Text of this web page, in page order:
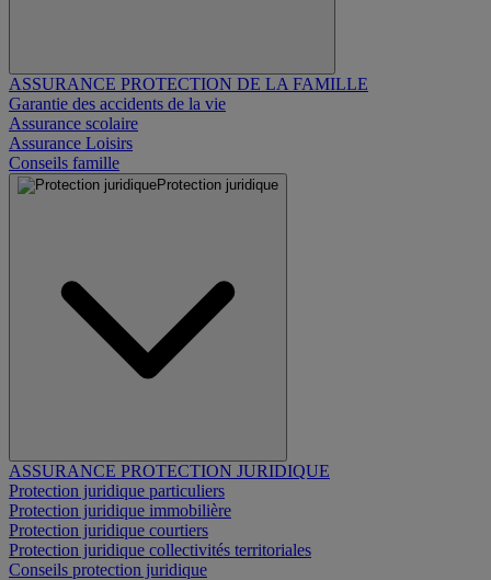
ASSURANCE PROTECTION DE LA FAMILLE
Garantie des accidents de la vie
Assurance scolaire
Assurance Loisirs
Conseils famille
Protection juridique
ASSURANCE PROTECTION JURIDIQUE
Protection juridique particuliers
Protection juridique immobilière
Protection juridique courtiers
Protection juridique collectivités territoriales
Conseils protection juridique